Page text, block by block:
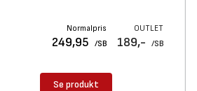
Normalpris
249,95 /SB
OUTLET
189,- /SB
Se produkt